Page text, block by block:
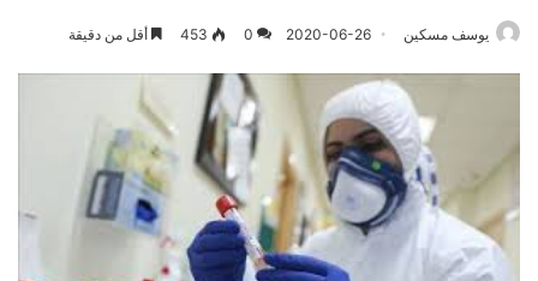
يوسف مسكين 2020-06-26
0
453 أقل من دقيقة